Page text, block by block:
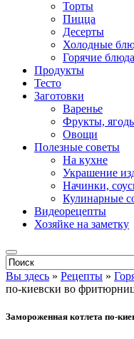
Торты
Пицца
Десерты
Холодные
Горячие блюда
Продукты
Тесто
Заготовки
Варенье
Фрукты,
Овощи
Полезные советы
На кухне
Украшение
Начинки,
Кулинарные
Видеорецепты
Хозяйке на заметку
Вы здесь » Рецепты »
по-киевски во
Замороженная котлета по-